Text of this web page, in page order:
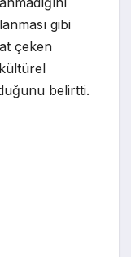
gibi
çeken
belirtti.